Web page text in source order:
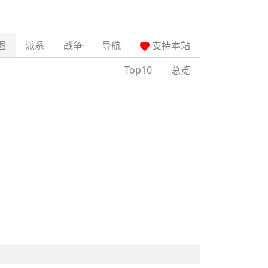
派系 战争 导航
支持本站
总览
Top10